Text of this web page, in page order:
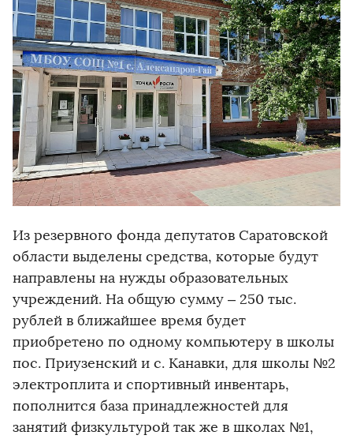
Из резервного фонда депутатов Саратовской
области выделены средства, которые будут
направлены на нужды образовательных
учреждений. На общую сумму – 250 тыс.
рублей в ближайшее время будет
приобретено по одному компьютеру в школы
пос. Приузенский и с. Канавки, для школы №2
электроплита и спортивный инвентарь,
пополнится база принадлежностей для
занятий физкультурой так же в школах №1,